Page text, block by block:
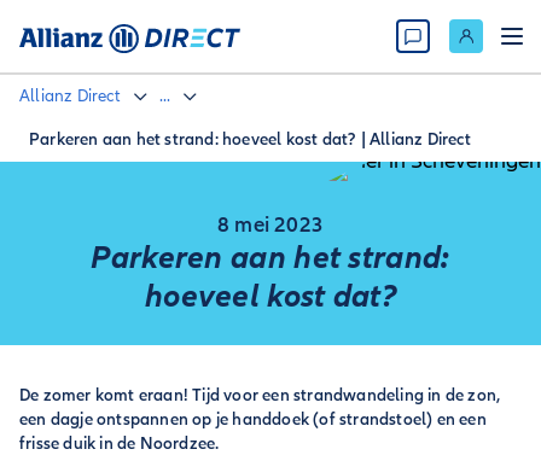
Allianz Direct ...
Parkeren aan het strand: hoeveel kost dat? | Allianz Direct
8 mei 2023
Parkeren aan het strand:
hoeveel kost dat?
De zomer komt eraan! Tijd voor een strandwandeling in de zon,
een dagje ontspannen op je handdoek (of strandstoel) en een
frisse duik in de Noordzee.